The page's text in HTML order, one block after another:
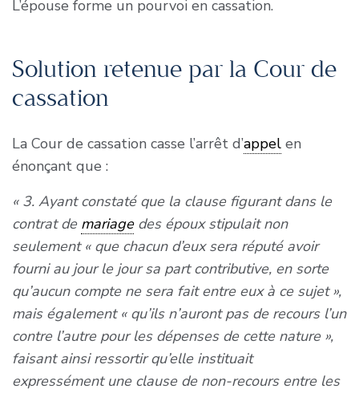
L’épouse forme un pourvoi en cassation.
Solution retenue par la Cour de
cassation
La Cour de cassation casse l’arrêt d’appelen
énonçant que :
« 3. Ayant constaté que la clause figurant dans le
contrat de mariagedes époux stipulait non
seulement « que chacun d’eux sera réputé avoir
fourni au jour le jour sa part contributive, en sorte
qu’aucun compte ne sera fait entre eux à ce sujet »,
mais également « qu’ils n’auront pas de recours l’un
contre l’autre pour les dépenses de cette nature »,
faisant ainsi ressortir qu’elle instituait
expressément une clause de non-recours entre les